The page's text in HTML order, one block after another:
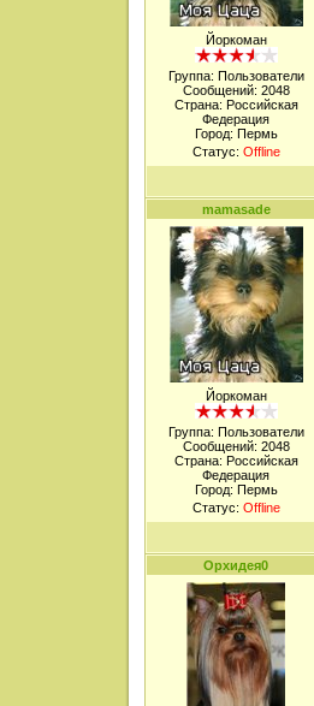
Йоркоман
Группа: Пользователи
Сообщений: 2048
Страна: Российская
Федерация
Город: Пермь
Статус: Offline
mamasade
Йоркоман
Группа: Пользователи
Сообщений: 2048
Страна: Российская
Федерация
Город: Пермь
Статус: Offline
Орхидея0